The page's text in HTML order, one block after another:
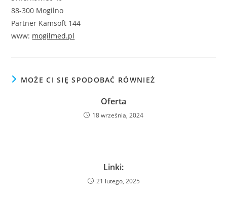
88-300 Mogilno
Partner Kamsoft 144
www: mogilmed.pl
MOŻE CI SIĘ SPODOBAĆ RÓWNIEŻ
Oferta
18 września, 2024
Linki:
21 lutego, 2025